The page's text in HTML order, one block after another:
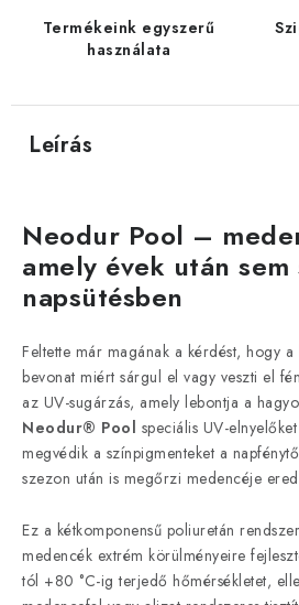
Termékeink egyszerű
használata
Leírás
Neodur Pool –
amely évek után
napsütésben
Feltette már magának a kérdést, hogy
bevonat miért sárgul el vagy veszti el
az UV-sugárzás, amely lebontja a
Neodur® Pool speciális UV-
megvédik a színpigmenteket a
szezon után is megőrzi medencéje
Ez a kétkomponensű poliuretán
medencék extrém körülményeire
tól +80 °C-ig terjedő hőmérsékletet,